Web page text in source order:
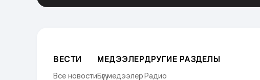
ВЕСТИ
Все новости
МЕДЭЭЛЕР
Бүгү медээлер
ДРУГИЕ РАЗДЕЛЫ
Радио